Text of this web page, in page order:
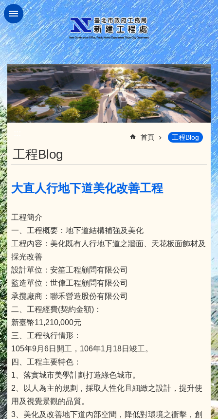
跳到主要內容區塊
首頁 工程Blog
工程Blog
大直人行地下道美化改善工程
工程簡介
一、工程概要：地下道結構補強及美化
工程內容：美化既有人行地下道之牆面、天花板面飾材及
採光改善
設計單位：安笙工程顧問有限公司
監造單位：世偉工程顧問有限公司
承攬廠商：聯禾營造股份有限公司
二、工程經費(契約金額)：
新臺幣11,210,000元
三、工程執行情形：
105年9月6日開工，106年1月18日竣工。
四、工程主要特色：
1、落實城市美學計劃打造綠色城市。
2、以人為主的規劃，採取人性化且細緻之設計，提升使
用及視覺景觀的品質。
3、美化及改善地下道內部空間，降低對環境之衝擊，創